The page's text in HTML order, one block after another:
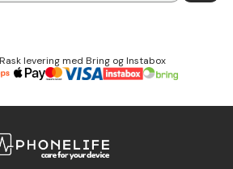
Rask levering med Bring og Instabox